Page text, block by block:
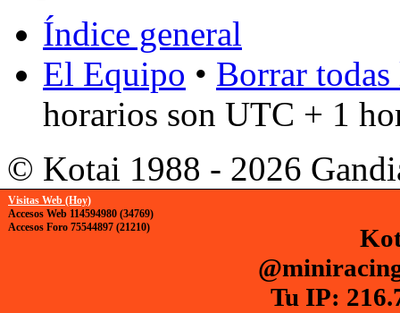
Índice general
El Equipo • Borrar
horarios son UTC + 1
© Kotai 1988 - 2026
Visitas Web (Hoy)
Accesos Web 114594980 (34769)
Accesos Foro 75544897 (21210)
Tu IP: